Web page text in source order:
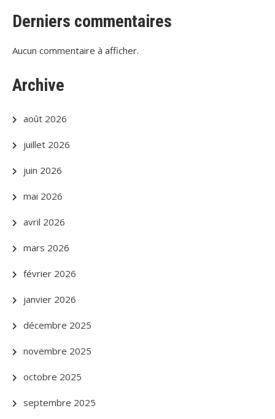
Derniers commentaires
Aucun commentaire à afficher.
Archive
août 2026
juillet 2026
juin 2026
mai 2026
avril 2026
mars 2026
février 2026
janvier 2026
décembre 2025
novembre 2025
octobre 2025
septembre 2025